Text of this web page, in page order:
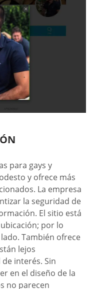
para gays y
y ofrece más
La empresa
la seguridad de
El sitio está
por lo
También ofrece
lejos
interés. Sin
en el diseño de la
no parecen